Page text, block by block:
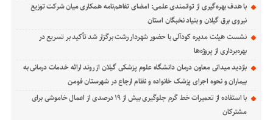
با هدف بهره‌گیری از توانمندی علمی: امضای تفاهم‌نامه همكاری میان شركت توزیع
نیروی برق گیلان و بنیاد نخبگان استان
نشست هیئت مدیره کودآلی با حضور شهردار رشت برگزار شد تأکید بر تسریع در
بهره‌برداری از پروژه‌ها
بازدید میدانی معاون درمان دانشگاه علوم پزشکی گیلان از روند ارائه خدمات درمانی به
بیماران و نحوه اجرای پزشک خانواده و نظام ارجاع در شهرستان فومن
با استفاده از تعمیرات خط گرم جلوگیری بیش از ۱۹ درصدی از اعمال خاموشی برای
مشتركان